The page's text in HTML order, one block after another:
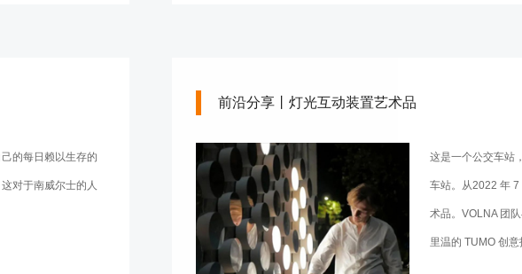
的每日赖以生存的
对于南威尔士的人
前沿分享丨灯光互动装置艺术品
这是一个公交车站
车站。从2022 年
术品。VOLNA 团
里温的 TUMO 创